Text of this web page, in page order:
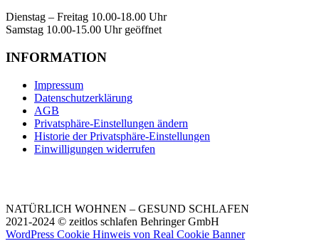
Dienstag – Freitag 10.00-18.00 Uhr
Samstag 10.00-15.00 Uhr geöffnet
INFORMATION
Impressum
Datenschutzerklärung
AGB
Privatsphäre-Einstellungen ändern
Historie der Privatsphäre-Einstellungen
Einwilligungen widerrufen
NATÜRLICH WOHNEN – GESUND SCHLAFEN
2021-2024 © zeitlos schlafen Behringer GmbH
WordPress Cookie Hinweis von Real Cookie Banner